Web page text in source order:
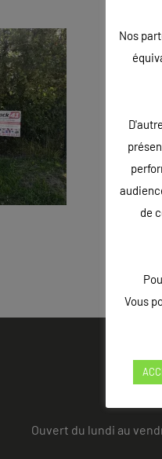
Ouvert du lundi au
Nos
de
Vous